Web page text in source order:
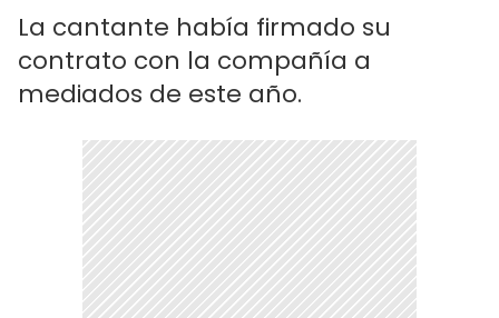
La cantante había firmado su
contrato con la compañía a
mediados de este año.